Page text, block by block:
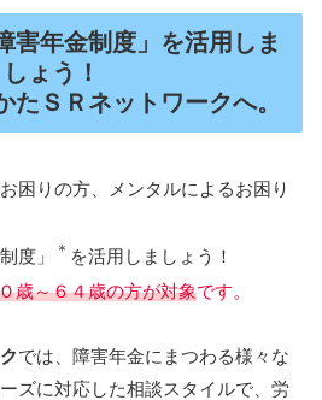
害年金制度」を活用しま
しょう！
たＳＲネットワークへ。
困りの方、メンタルによるお困り
度」
＊ を活用しましょう！
歳～６４歳の方が対象です。
では、障害年金にまつわる様々な
ズに対応した相談スタイルで、労